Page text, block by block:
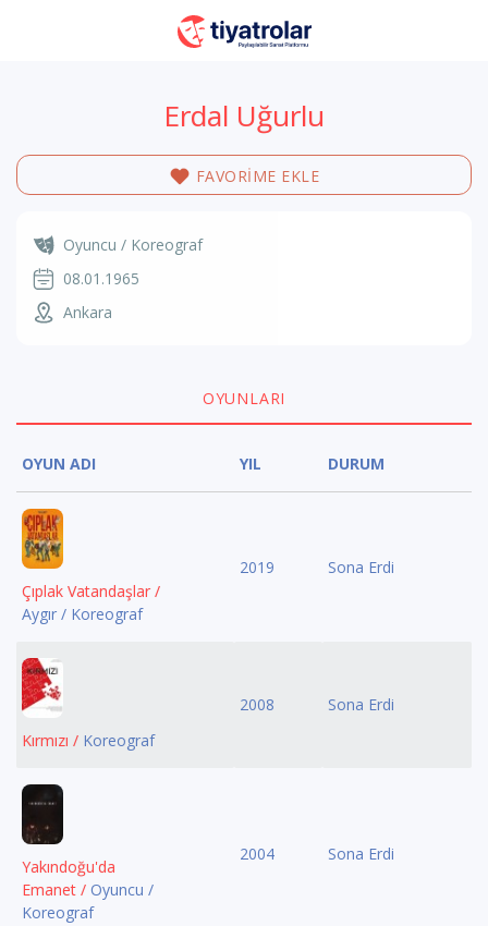
Erdal Uğurlu
FAVORİME EKLE
Oyuncu / Koreograf
08.01.1965
Ankara
OYUNLARI
OYUN ADI YIL DURUM
Çıplak Vatandaşlar /
Aygır / Koreograf
2019 Sona Erdi
Kırmızı / Koreograf
2008 Sona Erdi
Yakındoğu'da
Emanet / Oyuncu /
Koreograf
2004 Sona Erdi